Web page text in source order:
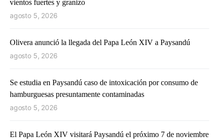
vientos fuertes y granizo
agosto 5, 2026
Olivera anunció la llegada del Papa León XIV a Paysandú
agosto 5, 2026
Se estudia en Paysandú caso de intoxicación por consumo de
hamburguesas presuntamente contaminadas
agosto 5, 2026
El Papa León XIV visitará Paysandú el próximo 7 de noviembre